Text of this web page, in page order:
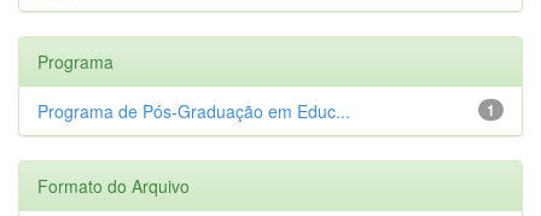
Programa
1
Programa de Pós-Graduação em Educ...
Formato do Arquivo